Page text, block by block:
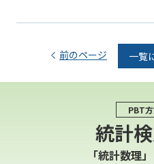
前のページ 一覧
PBT
統計
「統計数理